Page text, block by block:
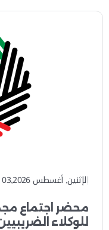
الإثنين, أغسطس 03,2026
محضر اجتماع
للوكلاء